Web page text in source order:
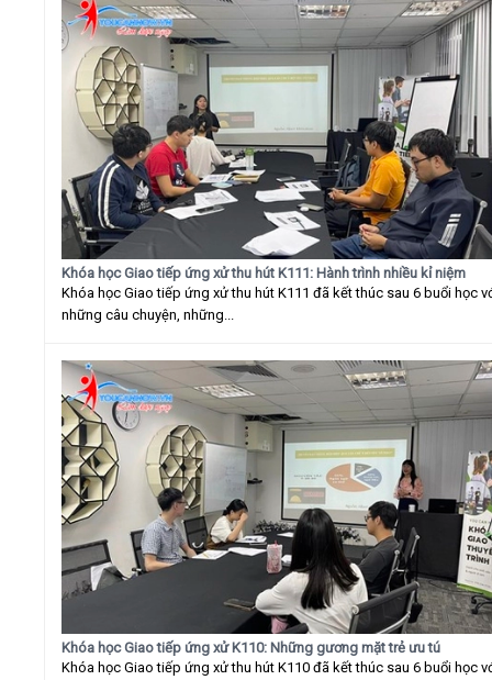
Khóa học Giao tiếp ứng xử thu hút K111: Hành trình nhiều kỉ niệm
Khóa học Giao tiếp ứng xử thu hút K111 đã kết thúc sau 6 buổi học
những câu chuyện, những...
Khóa học Giao tiếp ứng xử K110: Những gương mặt trẻ ưu tú
Khóa học Giao tiếp ứng xử thu hút K110 đã kết thúc sau 6 buổi học